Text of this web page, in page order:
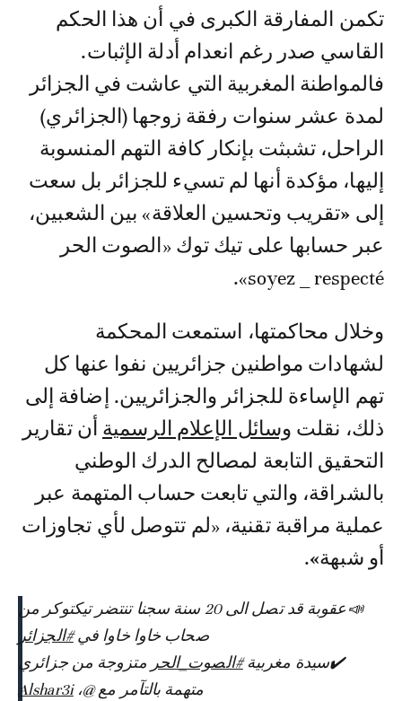
تكمن المفارقة الكبرى في أن هذا الحكم
القاسي صدر رغم انعدام أدلة الإثبات.
فالمواطنة المغربية التي عاشت في الجزائر
لمدة عشر سنوات رفقة زوجها (الجزائري)
الراحل، تشبثت بإنكار كافة التهم المنسوبة
إليها، مؤكدة أنها لم تسيء للجزائر بل سعت
إلى «تقريب وتحسين العلاقة» بين الشعبين،
عبر حسابها على تيك توك «الصوت الحر
soyez _ respecté».
وخلال محاكمتها، استمعت المحكمة
لشهادات مواطنين جزائريين نفوا عنها كل
تهم الإساءة للجزائر والجزائريين. إضافة إلى
ذلك، نقلت وسائل الإعلام الرسمية أن تقارير
التحقيق التابعة لمصالح الدرك الوطني
بالشراقة، والتي تابعت حساب المتهمة عبر
عملية مراقبة تقنية، «لم تتوصل لأي تجاوزات
أو شبهة»
.
📣عقوبة قد تصل الى 20 سنة سجنا تنتضر تيكتوكر من
صحاب خاوا خاوا في#الجزائر
✔️سيدة مغربية#الصوت_الحر متزوجة من جزائري
متهمة بالتآمر مع@Alshar3i،